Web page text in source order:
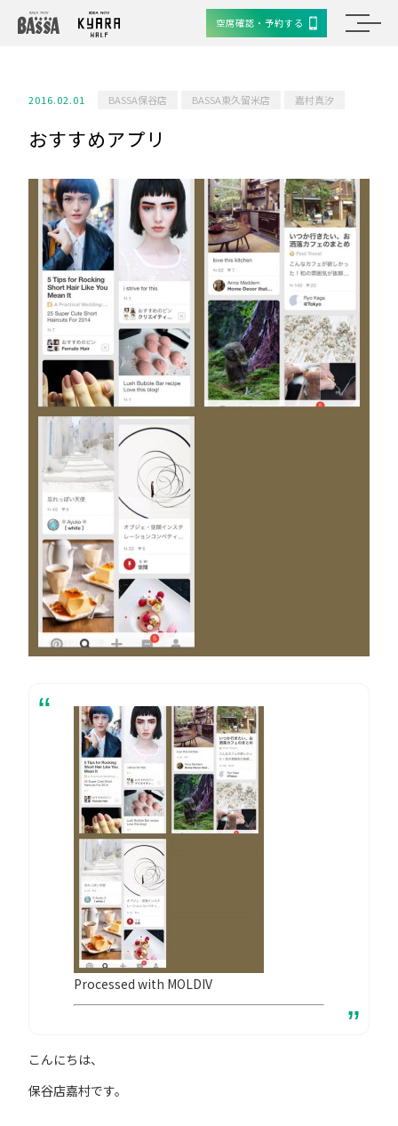
空席確認・予約する
2016.02.01 BASSA保谷店 BASSA東久留米店 嘉村真汐
おすすめアプリ
Processed with MOLDIV
こんにちは、
保谷店嘉村です。